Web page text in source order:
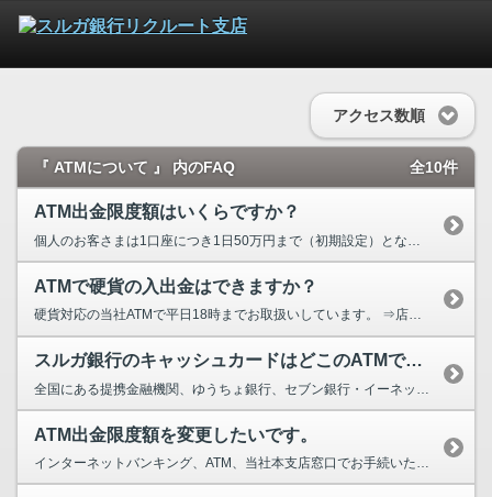
アクセス数順
『 ATMについて 』 内のFAQ 全10件
ATM出金限度額はいくらですか？
個人のお客さまは1口座につき1日50万円まで（初期設定）となります。 →70歳以上のお客さま...
ATMで硬貨の入出金はできますか？
硬貨対応の当社ATMで平日18時までお取扱いしています。 ⇒店舗・ATMの検索はこちらから ...
スルガ銀行のキャッシュカードはどこのATMで利用できますか？
ATM出金限度額を変更したいです。
インターネットバンキング、ATM、当社本支店窓口でお手続いただけます。 インターネッ...